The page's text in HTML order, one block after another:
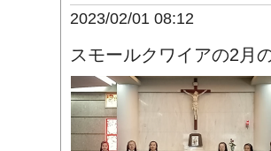
2023/02/01 08:12
スモールクワイアの2月